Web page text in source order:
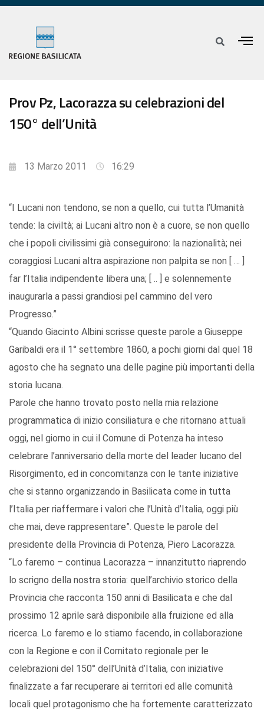
Prov Pz, Lacorazza su celebrazioni del
150° dell’Unità
13 Marzo 2011 16:29
“I Lucani non tendono, se non a quello, cui tutta l’Umanità
tende: la civiltà; ai Lucani altro non è a cuore, se non quello
che i popoli civilissimi già conseguirono: la nazionalità; nei
coraggiosi Lucani altra aspirazione non palpita se non [ … ]
far l’Italia indipendente libera una; [ .. ] e solennemente
inaugurarla a passi grandiosi pel cammino del vero
Progresso.”
“Quando Giacinto Albini scrisse queste parole a Giuseppe
Garibaldi era il 1° settembre 1860, a pochi giorni dal quel 18
agosto che ha segnato una delle pagine più importanti della
storia lucana.
Parole che hanno trovato posto nella mia relazione
programmatica di inizio consiliatura e che ritornano attuali
oggi, nel giorno in cui il Comune di Potenza ha inteso
celebrare l’anniversario della morte del leader lucano del
Risorgimento, ed in concomitanza con le tante iniziative
che si stanno organizzando in Basilicata come in tutta
l’Italia per riaffermare i valori che l’Unità d’Italia, oggi più
che mai, deve rappresentare”. Queste le parole del
presidente della Provincia di Potenza, Piero Lacorazza.
“Lo faremo – continua Lacorazza – innanzitutto riaprendo
lo scrigno della nostra storia: quell’archivio storico della
Provincia che racconta 150 anni di Basilicata e che dal
prossimo 12 aprile sarà disponibile alla fruizione ed alla
ricerca. Lo faremo e lo stiamo facendo, in collaborazione
con la Regione e con il Comitato regionale per le
celebrazioni del 150° dell’Unità d’Italia, con iniziative
finalizzate a far recuperare ai territori ed alle comunità
locali quel protagonismo che ha fortemente caratterizzato